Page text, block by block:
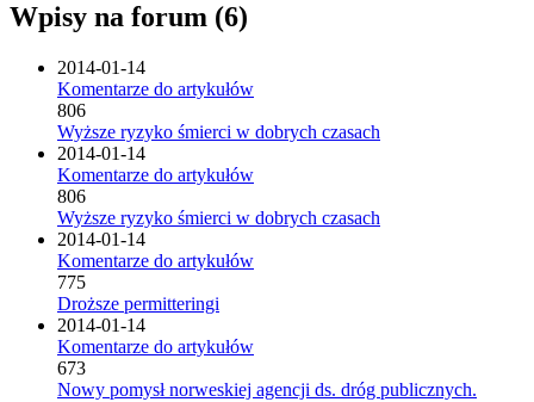
Wpisy na forum (6)
2014-01-14
Komentarze do artykułów
806
Wyższe ryzyko śmierci w dobrych czasach
2014-01-14
Komentarze do artykułów
806
Wyższe ryzyko śmierci w dobrych czasach
2014-01-14
Komentarze do artykułów
775
Droższe permitteringi
2014-01-14
Komentarze do artykułów
673
Nowy pomysł norweskiej agencji ds. dróg publicznych.